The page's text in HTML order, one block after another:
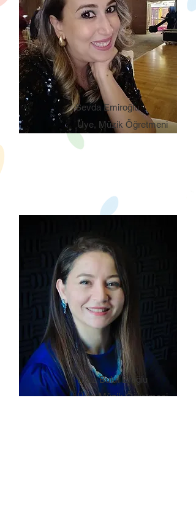
Sevda Emiroğlu
Üye, Müzik Öğretmeni
Yıldız Bulut Eroğlu
Üye, Müzik Öğretmeni